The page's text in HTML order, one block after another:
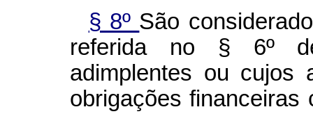
§ 8º São
referida no § 6º
adimplentes ou cujos
obrigações